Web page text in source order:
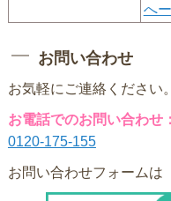
へ
お問い合わせ
お気軽にご連絡ください。
お電話でのお問い合わせ：
0120-175-155
お問い合わせフォームは「